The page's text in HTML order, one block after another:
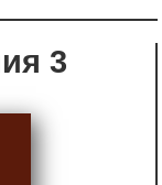
3